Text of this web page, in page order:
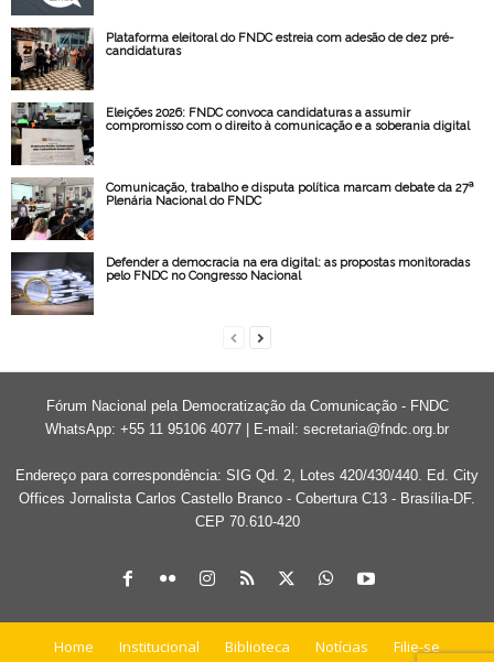
Plataforma eleitoral do FNDC estreia com adesão de dez pré-
candidaturas
Eleições 2026: FNDC convoca candidaturas a assumir
compromisso com o direito à comunicação e a soberania digital
Comunicação, trabalho e disputa política marcam debate da 27ª
Plenária Nacional do FNDC
Defender a democracia na era digital: as propostas monitoradas
pelo FNDC no Congresso Nacional
Fórum Nacional pela Democratização da Comunicação - FNDC
WhatsApp: +55 11 95106 4077 | E-mail: secretaria@fndc.org.br
Endereço para correspondência: SIG Qd. 2, Lotes 420/430/440. Ed. City
Offices Jornalista Carlos Castello Branco - Cobertura C13 - Brasília-DF.
CEP 70.610-420
Home Institucional Biblioteca Notícias Filie-se